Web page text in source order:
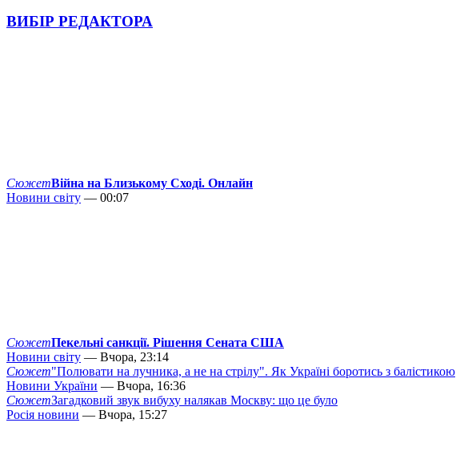
ВИБІР РЕДАКТОРА
СюжетВійна на Близькому Сході. Онлайн
Новини світу — 00:07
СюжетПекельні санкції. Рішення Сената США
Новини світу — Вчора, 23:14
Сюжет"Полювати на лучника, а не на стрілу". Як Україні боротись з балістикою
Новини України — Вчора, 16:36
СюжетЗагадковий звук вибуху налякав Москву: що це було
Росія новини — Вчора, 15:27